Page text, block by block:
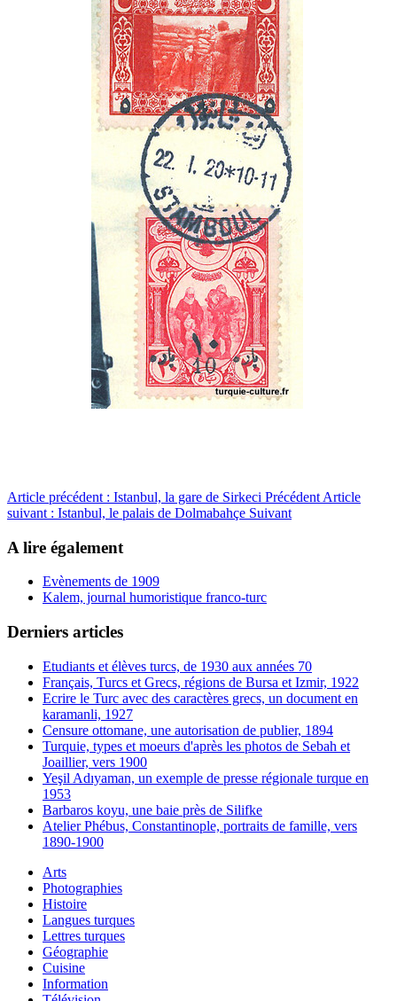
Article précédent : Istanbul, la gare de Sirkeci Précédent Article
suivant : Istanbul, le palais de Dolmabahçe Suivant
A lire également
Evènements de 1909
Kalem, journal humoristique franco-turc
Derniers articles
Etudiants et élèves turcs, de 1930 aux années 70
Français, Turcs et Grecs, régions de Bursa et Izmir, 1922
Ecrire le Turc avec des caractères grecs, un document en
karamanli, 1927
Censure ottomane, une autorisation de publier, 1894
Turquie, types et moeurs d'après les photos de Sebah et
Joaillier, vers 1900
Yeşil Adıyaman, un exemple de presse régionale turque en
1953
Barbaros koyu, une baie près de Silifke
Atelier Phébus, Constantinople, portraits de famille, vers
1890-1900
Arts
Photographies
Histoire
Langues turques
Lettres turques
Géographie
Cuisine
Information